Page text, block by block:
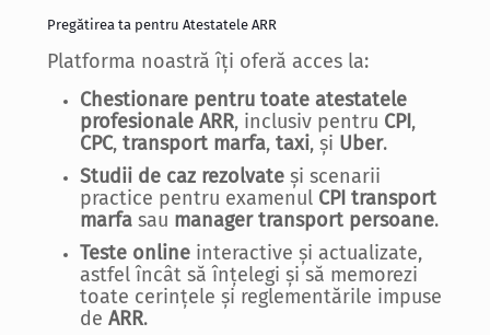
Pregătirea ta pentru Atestatele ARR
Platforma noastră îți oferă acces la:
Chestionare pentru toate atestatele
profesionale ARR, inclusiv pentru CPI,
CPC, transport marfa, taxi, și Uber.
Studii de caz rezolvate și scenarii
practice pentru examenul CPI transport
marfa sau manager transport persoane.
Teste online interactive și actualizate,
astfel încât să înțelegi și să memorezi
toate cerințele și reglementările impuse
de ARR.